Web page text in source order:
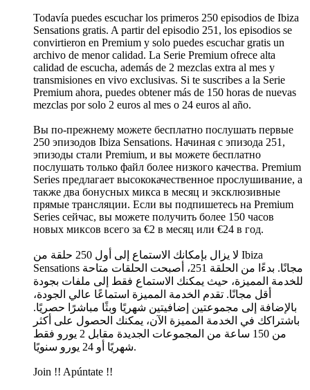
Todavía puedes escuchar los primeros 250 episodios de Ibiza
Sensations gratis. A partir del episodio 251, los episodios se
convirtieron en Premium y solo puedes escuchar gratis un
archivo de menor calidad. La Serie Premium ofrece alta
calidad de escucha, además de 2 mezclas extra al mes y
transmisiones en vivo exclusivas. Si te suscribes a la Serie
Premium ahora, puedes obtener más de 150 horas de nuevas
mezclas por solo 2 euros al mes o 24 euros al año.
Вы по-прежнему можете бесплатно послушать первые
250 эпизодов Ibiza Sensations. Начиная с эпизода 251,
эпизоды стали Premium, и вы можете бесплатно
послушать только файл более низкого качества. Premium
Series предлагает высококачественное прослушивание, а
также два бонусных микса в месяц и эксклюзивные
прямые трансляции. Если вы подпишетесь на Premium
Series сейчас, вы можете получить более 150 часов
новых миксов всего за €2 в месяц или €24 в год.
لا يزال بإمكانك الاستماع إلى أول 250 حلقة من Ibiza
Sensations مجانًا. بدءًا من الحلقة 251، أصبحت الحلقات متاحة
للخدمة المميزة، حيث يمكنك الاستماع فقط إلى ملفات بجودة
أقل مجانًا. تقدم الخدمة المميزة استماعًا عالي الجودة،
بالإضافة إلى مجموعتين إضافيتين شهريًا وبثًا مباشرًا حصريًا.
باشتراكك في الخدمة المميزة الآن، يمكنك الحصول على أكثر
من 150 ساعة من المجموعات الجديدة مقابل 2 يورو فقط
شهريًا أو 24 يورو سنويًا.
Join !! Apúntate !!